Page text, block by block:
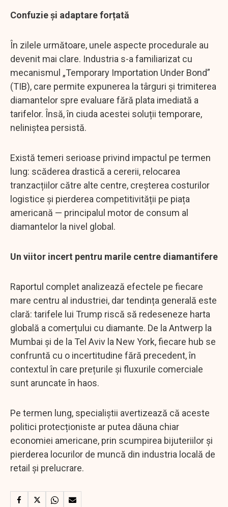
Confuzie și adaptare forțată
În zilele următoare, unele aspecte procedurale au
devenit mai clare. Industria s-a familiarizat cu
mecanismul „Temporary Importation Under Bond”
(TIB), care permite expunerea la târguri și trimiterea
diamantelor spre evaluare fără plata imediată a
tarifelor. Însă, în ciuda acestei soluții temporare,
neliniștea persistă.
Există temeri serioase privind impactul pe termen
lung: scăderea drastică a cererii, relocarea
tranzacțiilor către alte centre, creșterea costurilor
logistice și pierderea competitivității pe piața
americană — principalul motor de consum al
diamantelor la nivel global.
Un viitor incert pentru marile centre diamantifere
Raportul complet analizează efectele pe fiecare
mare centru al industriei, dar tendința generală este
clară: tarifele lui Trump riscă să redeseneze harta
globală a comerțului cu diamante. De la Antwerp la
Mumbai și de la Tel Aviv la New York, fiecare hub se
confruntă cu o incertitudine fără precedent, în
contextul în care prețurile și fluxurile comerciale
sunt aruncate în haos.
Pe termen lung, specialiștii avertizează că aceste
politici protecționiste ar putea dăuna chiar
economiei americane, prin scumpirea bijuteriilor și
pierderea locurilor de muncă din industria locală de
retail și prelucrare.